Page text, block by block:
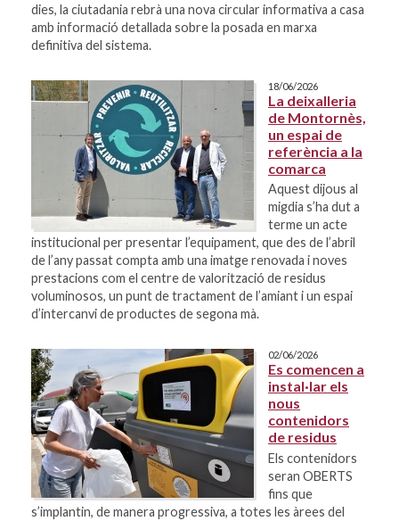
dies, la ciutadania rebrà una nova circular informativa a casa
amb informació detallada sobre la posada en marxa
definitiva del sistema.
18/06/2026
La deixalleria
de Montornès,
un espai de
referència a la
comarca
Aquest dijous al
migdia s’ha dut a
terme un acte
institucional per presentar l’equipament, que des de l’abril
de l’any passat compta amb una imatge renovada i noves
prestacions com el centre de valorització de residus
voluminosos, un punt de tractament de l’amiant i un espai
d’intercanvi de productes de segona mà.
02/06/2026
Es comencen a
instal·lar els
nous
contenidors
de residus
Els contenidors
seran OBERTS
fins que
s’implantin, de manera progressiva, a totes les àrees del